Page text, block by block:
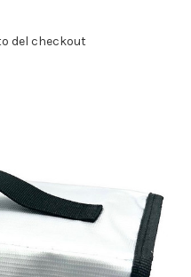
del checkout